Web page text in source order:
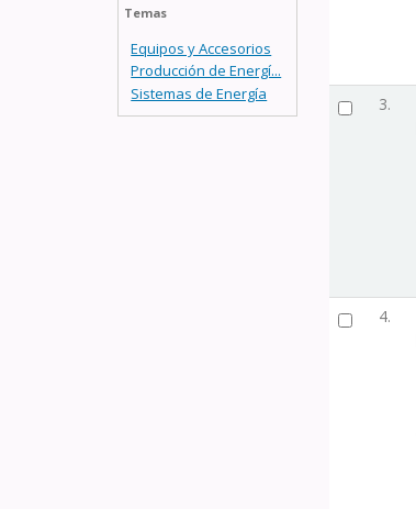
Temas
Equipos y Accesorios
Producción de Energí...
Sistemas de Energía
3.
4.